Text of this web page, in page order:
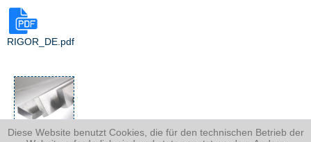
RIGOR_DE.pdf
SHOP
Diese Website benutzt Cookies, die für den technischen Betrieb der